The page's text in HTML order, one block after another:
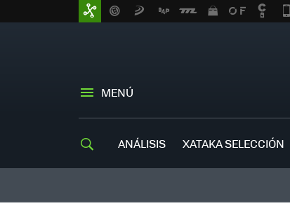
MENÚ
ANÁLISIS XATAKA SELECCIÓN